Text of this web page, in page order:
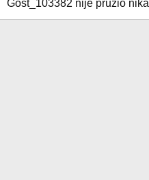
Gost_103382 nije pružio